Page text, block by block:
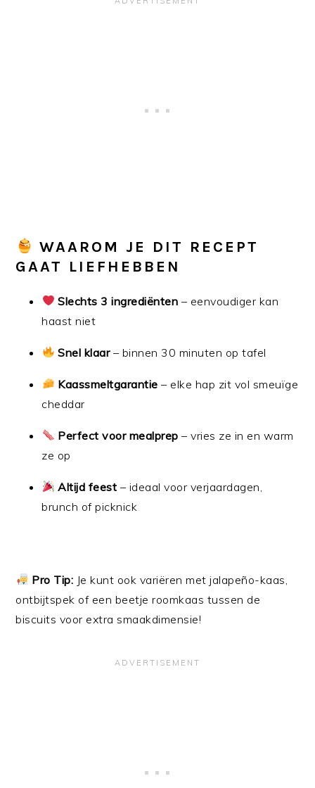
WAAROM JE DIT RECEPT
GAAT LIEFHEBBEN
Slechts 3 ingrediënten – eenvoudiger kan
haast niet
Snel klaar– binnen 30 minuten op tafel
Kaassmeltgarantie – elke hap zit vol smeuïge
cheddar
Perfect voor mealprep – vries ze in en warm
ze op
Altijd feest – ideaal voor verjaardagen,
brunch of picknick
Pro Tip: Je kunt ook variëren met jalapeño-kaas,
ontbijtspek of een beetje roomkaas tussen de
biscuits voor extra smaakdimensie!